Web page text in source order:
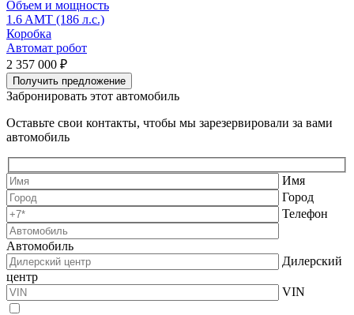
Объем и мощность
1.6 AMT (186 л.с.)
Коробка
Автомат робот
2 357 000 ₽
Получить предложение
Забронировать этот автомобиль
Оставьте свои контакты, чтобы мы зарезервировали за вами
автомобиль
Имя
Город
Телефон
Автомобиль
Дилерский
центр
VIN